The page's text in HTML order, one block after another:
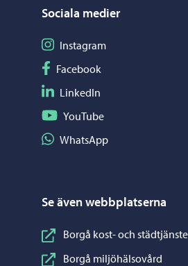
Sociala medier
Följ på Instagram
Instagram
Följ på Facebook
Facebook
Följ på LinkedIn
LinkedIn
Följ på YouTube
YouTube
Dela på WhatsApp
WhatsApp
Se även webbplatserna
Borgå kost- och
Borgå miljöhälsovård